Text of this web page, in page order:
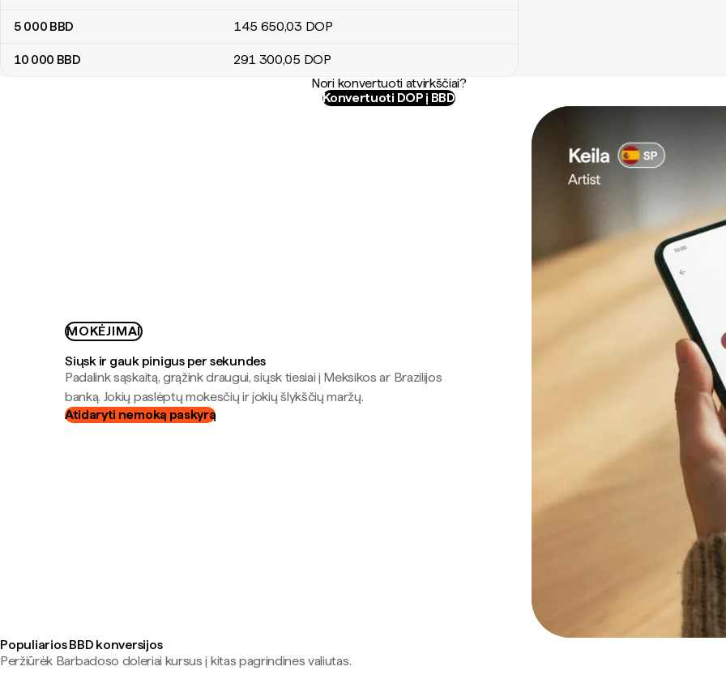
5 000 BBD 145 650,03 DOP
10 000 BBD 291 300,05 DOP
Nori konvertuoti atvirkščiai?
Konvertuoti DOP į BBD
MOKĖJIMAI
Siųsk ir gauk pinigus per sekundes
Padalink sąskaitą, grąžink draugui, siųsk tiesiai į Meksikos ar Brazilijos
banką. Jokių paslėptų mokesčių ir jokių šlykščių maržų.
Atidaryti nemoką paskyrą
Populiarios BBD konversijos
Peržiūrėk Barbadoso doleriai kursus į kitas pagrindines valiutas.